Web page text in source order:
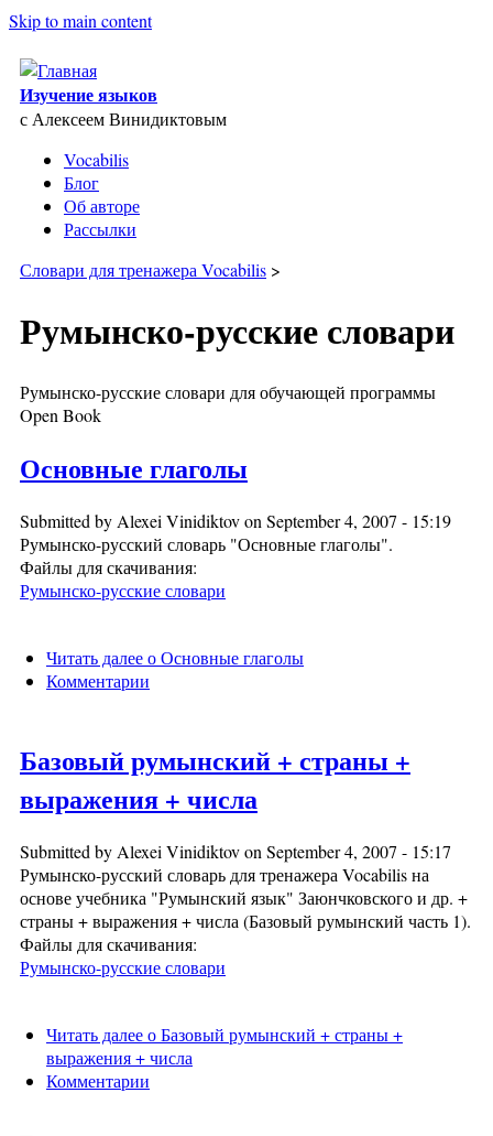
Skip to main content
Изучение языков
с Алексеем Винидиктовым
Vocabilis
Блог
Об авторе
Рассылки
Словари для тренажера Vocabilis >
Румынско-русские словари
Румынско-русские словари для обучающей программы
Open Book
Основные глаголы
Submitted by Alexei Vinidiktovon September 4, 2007 - 15:19
Румынско-русский словарь "Основные глаголы".
Файлы для скачивания:
Румынско-русские словари
Читать далеео Основные глаголы
Комментарии
Базовый румынский + страны +
выражения + числа
Submitted by Alexei Vinidiktovon September 4, 2007 - 15:17
Румынско-русский словарь для тренажера Vocabilis на
основе учебника "Румынский язык" Заюнчковского и др. +
страны + выражения + числа (Базовый румынский часть 1).
Файлы для скачивания:
Румынско-русские словари
Читать далеео Базовый румынский + страны +
выражения + числа
Комментарии